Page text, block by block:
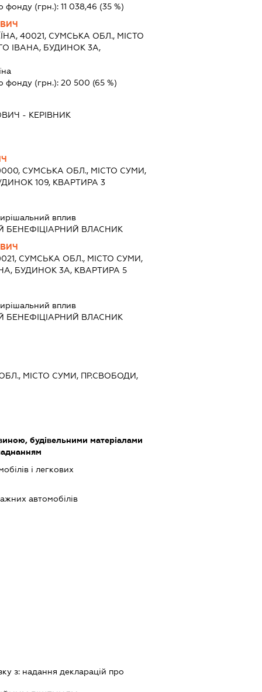
фонду (грн.):11 038,46 (35 %)
40021, СУМСЬКА ОБЛ., МІСТО
ІВАНА, БУДИНОК 3А,
фонду (грн.):20 500 (65 %)
- КЕРІВНИК
СУМСЬКА ОБЛ., МІСТО СУМИ,
109, КВАРТИРА 3
вплив
БЕНЕФІЦІАРНИЙ ВЛАСНИК
СУМСЬКА ОБЛ., МІСТО СУМИ,
БУДИНОК 3А, КВАРТИРА 5
вплив
БЕНЕФІЦІАРНИЙ ВЛАСНИК
МІСТО СУМИ, ПР.СВОБОДИ,
будівельними матеріалами
і легкових
автомобілів
з: надання декларацiй про